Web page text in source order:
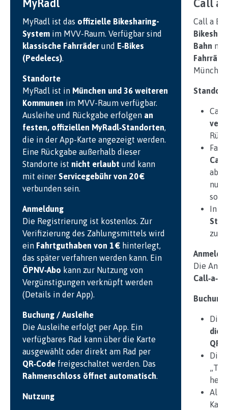
MyRadl
MyRadl ist das offizielle Bikesharing-
System im MVV-Raum. Verfügbar sind
klassische Fahrräder und E‑Bikes
(Pedelecs).
Standorte
MyRadl ist in München und 36 weiteren
Kommunen im MVV-Raum verfügbar.
Ausleihe und Rückgabe erfolgen an
festen, offiziellen MyRadl‑Standorten,
die in der App-Karte angezeigt werden.
Eine Rückgabe außerhalb dieser
Standorte ist nicht erlaubt und kann
mit einer Servicegebühr von 20 €
verbunden sein.
Anmeldung
Die Registrierung ist kostenlos. Zur
Verifizierung des Zahlungsmittels wird
ein Fahrtguthaben von 1 € hinterlegt,
das später verfahren werden kann. Ein
ÖPNV‑Abo kann zur Nutzung von
Vergünstigungen verknüpft werden
(Details in der App).
Buchung / Ausleihe
Die Ausleihe erfolgt per App. Ein
verfügbares Rad kann über die Karte
ausgewählt oder direkt am Rad per
QR‑Code freigeschaltet werden. Das
Rahmenschloss öffnet automatisch.
Nutzung
Call a
Call a
Bahn
Call
In
zur
Die
Buchung
Die
die
Die